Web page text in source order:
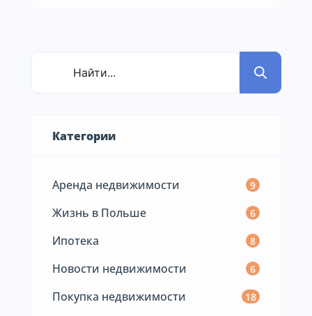
Категории
Аренда недвижимости 9
Жизнь в Польше 6
Ипотека 8
Новости недвижимости 6
Покупка недвижимости 18